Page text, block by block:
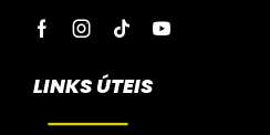
LINKS ÚTEIS